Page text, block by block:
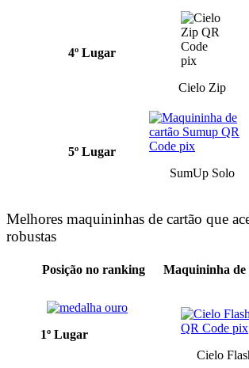
4º Lugar
Cielo Zip
5º Lugar
SumUp Solo
Melhores maquininhas de cartão que
robustas
Posição no ranking Maquininha de
1º Lugar
Cielo